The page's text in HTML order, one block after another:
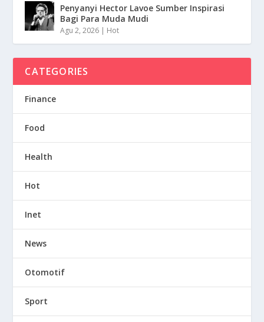
Penyanyi Hector Lavoe Sumber Inspirasi
Bagi Para Muda Mudi
Agu 2, 2026 | Hot
CATEGORIES
Finance
Food
Health
Hot
Inet
News
Otomotif
Sport